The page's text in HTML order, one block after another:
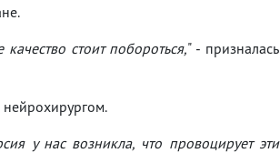
стоит побороться," - призналась
нейрохирургом.
у нас возникла, что провоцирует эти